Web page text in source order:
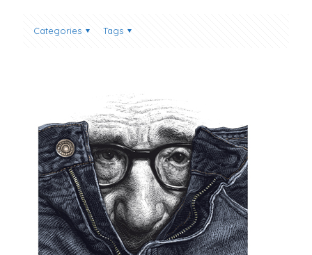
Categories Tags